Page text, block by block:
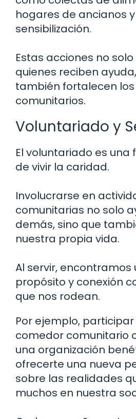
hogares de ancianos
sensibilización.
Estas acciones no
quienes reciben
también fortalecen los
comunitarios.
Voluntariado y
El voluntariado es
de vivir la caridad.
Involucrarse en
comunitarias no solo
demás, sino que
nuestra propia vida.
Al servir, encontramos
propósito y conexión
que nos rodean.
Por ejemplo, participar
comedor comunitario
una organización
ofrecerte una nueva
sobre las realidades
muchos en nuestra